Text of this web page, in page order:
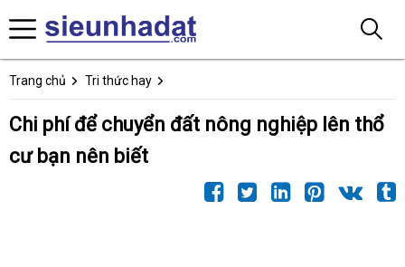
Trang chủ Tri thức hay
Chi phí để chuyển đất nông nghiệp lên thổ
cư bạn nên biết